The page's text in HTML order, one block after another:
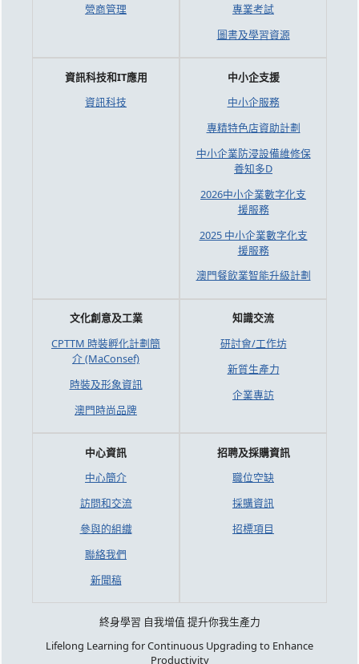
營商管理
專業考試
圖書及學習資源
資訊科技和IT應用
資訊科技
中小企支援
中小企服務
專精特色店資助計劃
中小企業防浸設備維修保
養知多D
2026中小企業數字化支
援服務
2025 中小企業數字化支
援服務
澳門餐飲業智能升級計劃
文化創意及工業
CPTTM 時裝孵化計劃簡
介 (MaConsef)
時裝及形象資訊
澳門時尚品牌
知識交流
研討會/工作坊
新質生產力
企業專訪
中心資訊
中心簡介
訪問和交流
參與的組織
聯絡我們
新聞稿
招聘及採購資訊
職位空缺
採購資訊
招標項目
終身學習 自我增值 提升你我生產力
Lifelong Learning for Continuous Upgrading to Enhance
Productivity